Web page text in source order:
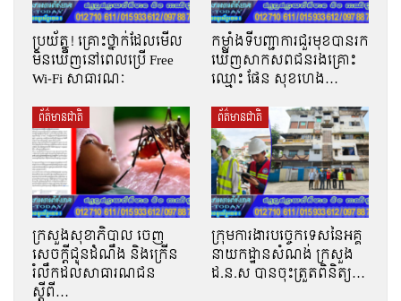
ប្រយ័ត្ន! គ្រោះថ្នាក់ដែលមើល
មិនឃើញនៅពេលប្រើ Free
Wi-Fi សាធារណៈ
កម្លាំងទីបញ្ជាការជួរមុខបានរក
ឃើញសាកសពជនរងគ្រោះ
ឈ្មោះ ផែន សុខហេង…
ព័ត៌មានជាតិ
ក្រសួងសុខាភិបាល ចេញ
សេចក្តីជូនដំណឹង និងក្រើន
រំលឹកដល់សាធារណជន
ស្ដីពី…
ព័ត៌មានជាតិ
ក្រុមការងារបច្ចេកទេសនៃអគ្គ
នាយកដ្ឋានសំណង់ ក្រសួង
ដ.ន.ស បានចុះត្រួតពិនិត្យ…